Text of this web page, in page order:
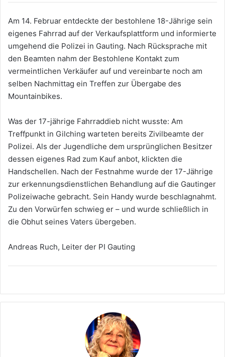
Am 14. Februar entdeckte der bestohlene 18-Jährige sein
eigenes Fahrrad auf der Verkaufsplattform und informierte
umgehend die Polizei in Gauting. Nach Rücksprache mit
den Beamten nahm der Bestohlene Kontakt zum
vermeintlichen Verkäufer auf und vereinbarte noch am
selben Nachmittag ein Treffen zur Übergabe des
Mountainbikes.
Was der 17-jährige Fahrraddieb nicht wusste: Am
Treffpunkt in Gilching warteten bereits Zivilbeamte der
Polizei. Als der Jugendliche dem ursprünglichen Besitzer
dessen eigenes Rad zum Kauf anbot, klickten die
Handschellen. Nach der Festnahme wurde der 17-Jährige
zur erkennungsdienstlichen Behandlung auf die Gautinger
Polizeiwache gebracht. Sein Handy wurde beschlagnahmt.
Zu den Vorwürfen schwieg er – und wurde schließlich in
die Obhut seines Vaters übergeben.
Andreas Ruch, Leiter der PI Gauting